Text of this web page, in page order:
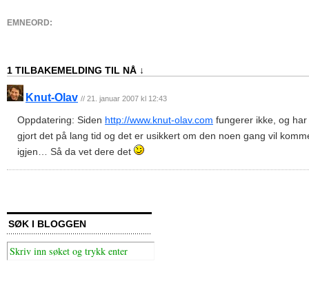
EMNEORD:
1 TILBAKEMELDING TIL NÅ ↓
Knut-Olav // 21. januar 2007 kl 12:43
Oppdatering: Siden http://www.knut-olav.com fungerer ikke, og har
gjort det på lang tid og det er usikkert om den noen gang vil
igjen… Så da vet dere det
SØK I BLOGGEN